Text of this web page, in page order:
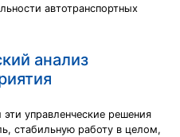
автотранспортных
анализ
управленческие решения
стабильную работу в целом,